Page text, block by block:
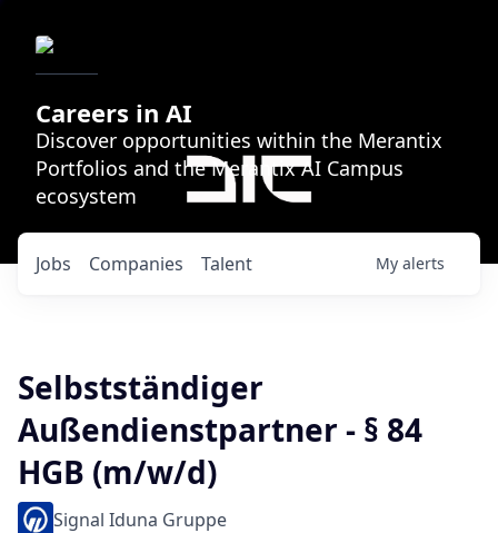
Careers in AI
Discover opportunities within the Merantix
Portfolios and the Merantix AI Campus
ecosystem
Jobs Companies Talent My alerts
Selbstständiger
Außendienstpartner - § 84
HGB (m/w/d)
Signal Iduna Gruppe